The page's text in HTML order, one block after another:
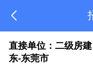

直接单位：二级房
东-东莞市